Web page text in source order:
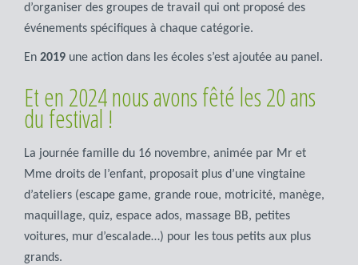
d’organiser des groupes de travail qui ont proposé des
événements spécifiques à chaque catégorie.
En 2019 une action dans les écoles s’est ajoutée au panel.
Et en 2024 nous avons fêté les 20 ans
du festival !
La journée famille du 16 novembre, animée par Mr et
Mme droits de l’enfant, proposait plus d’une vingtaine
d’ateliers (escape game, grande roue, motricité, manège,
maquillage, quiz, espace ados, massage BB, petites
voitures, mur d’escalade…) pour les tous petits aux plus
grands.